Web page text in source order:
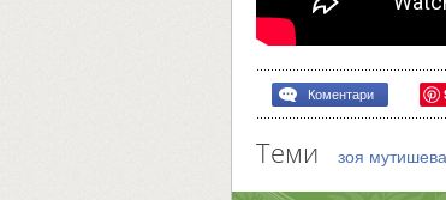
Коментари
Теми зоя мутишева